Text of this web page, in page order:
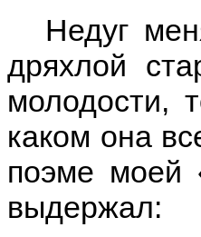
Недуг
дряхлой
молодости,
каком она
поэме моей
выдержал: